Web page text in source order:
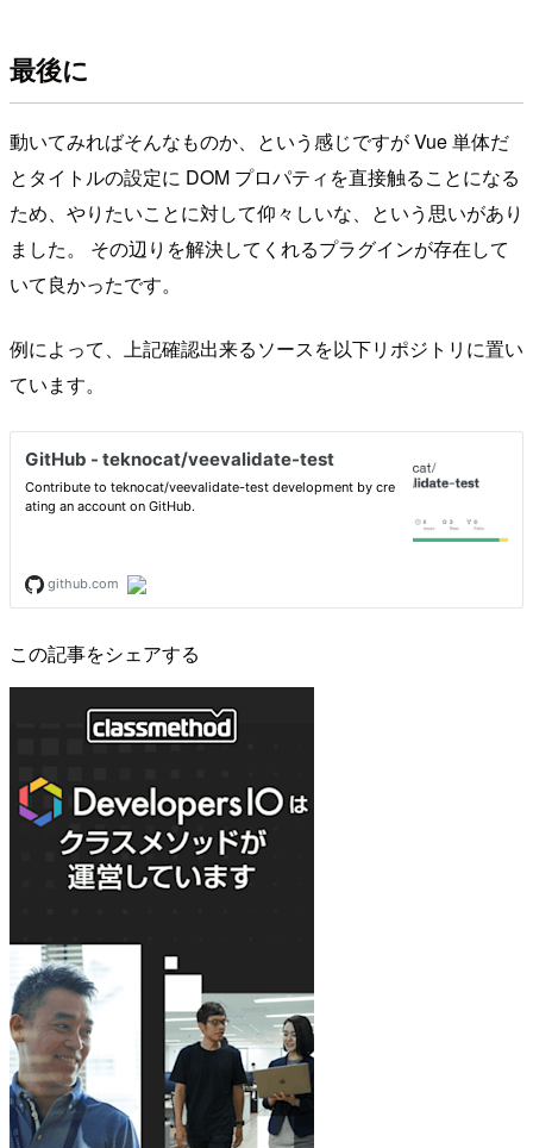
最後に
動いてみればそんなものか、という感じですが Vue 単体だ
とタイトルの設定に DOM プロパティを直接触ることになる
ため、やりたいことに対して仰々しいな、という思いがあり
ました。 その辺りを解決してくれるプラグインが存在して
いて良かったです。
例によって、上記確認出来るソースを以下リポジトリに置い
ています。
この記事をシェアする